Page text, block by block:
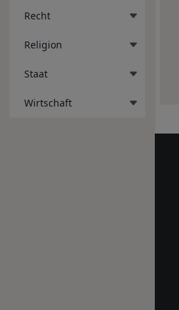
Recht
Religion
Staat
Wirtschaft